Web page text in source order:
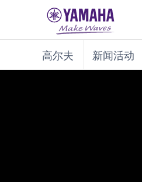
高尔夫 新闻活动